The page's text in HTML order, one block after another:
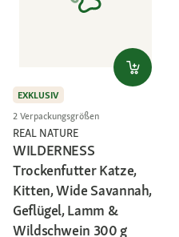
EXKLUSIV
2 Verpackungsgrößen
REAL NATURE
WILDERNESS
Trockenfutter Katze,
Kitten, Wide Savannah,
Geflügel, Lamm &
Wildschwein 300 g